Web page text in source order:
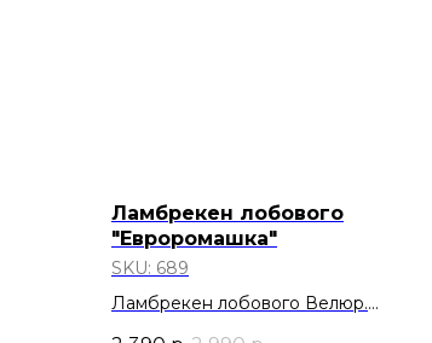
Ламбрекен лобового
"Евроромашка"
SKU: 689
Ламбрекен лобового Велюр.